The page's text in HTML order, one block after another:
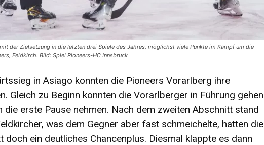
der Zielsetzung in die letzten drei Spiele des Jahres, möglichst viele Punkte im Kampf um die
Feldkirch. Bild: Spiel Pioneers-HC Innsbruck
in Asiago konnten die Pioneers Vorarlberg ihre
Gleich zu Beginn konnten die Vorarlberger in Führung gehen
die erste Pause nehmen. Nach dem zweiten Abschnitt stand
was dem Gegner aber fast schmeichelte, hatten die
doch ein deutliches Chancenplus. Diesmal klappte es dann